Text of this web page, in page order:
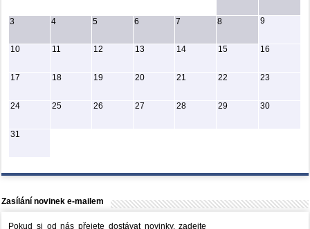
3 4 5 6 7 8 9
10 11 12 13 14 15 16
17 18 19 20 21 22 23
24 25 26 27 28 29 30
31
Zasílání novinek e-mailem
Pokud si od nás přejete dostávat novinky, zadejte